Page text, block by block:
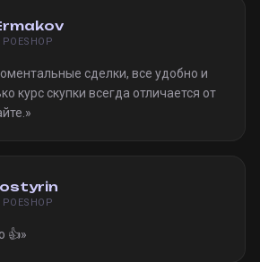
сделки, все удобно и
курс скупки всегда отличается от
»
👍»